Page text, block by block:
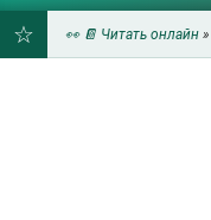
👀 📔 Читать онлайн »